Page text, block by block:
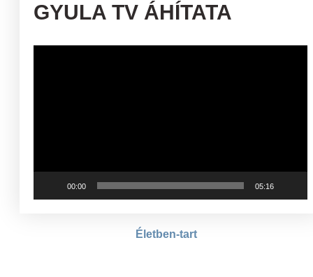
GYULA TV ÁHÍTATA
00:00 05:16
Életben-tart